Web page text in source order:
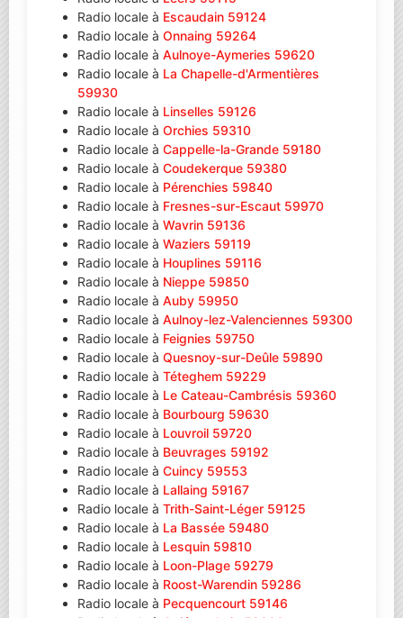
Radio locale à Escaudain 59124
Radio locale à Onnaing 59264
Radio locale à Aulnoye-Aymeries 59620
Radio locale à La Chapelle-d'Armentières
59930
Radio locale à Linselles 59126
Radio locale à Orchies 59310
Radio locale à Cappelle-la-Grande 59180
Radio locale à Coudekerque 59380
Radio locale à Pérenchies 59840
Radio locale à Fresnes-sur-Escaut 59970
Radio locale à Wavrin 59136
Radio locale à Waziers 59119
Radio locale à Houplines 59116
Radio locale à Nieppe 59850
Radio locale à Auby 59950
Radio locale à Aulnoy-lez-Valenciennes 59300
Radio locale à Feignies 59750
Radio locale à Quesnoy-sur-Deûle 59890
Radio locale à Téteghem 59229
Radio locale à Le Cateau-Cambrésis 59360
Radio locale à Bourbourg 59630
Radio locale à Louvroil 59720
Radio locale à Beuvrages 59192
Radio locale à Cuincy 59553
Radio locale à Lallaing 59167
Radio locale à Trith-Saint-Léger 59125
Radio locale à La Bassée 59480
Radio locale à Lesquin 59810
Radio locale à Loon-Plage 59279
Radio locale à Roost-Warendin 59286
Radio locale à Pecquencourt 59146